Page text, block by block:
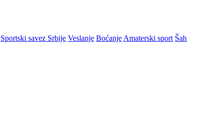
Sportski savez Srbije Veslanje Boćanje Amaterski sport Šah